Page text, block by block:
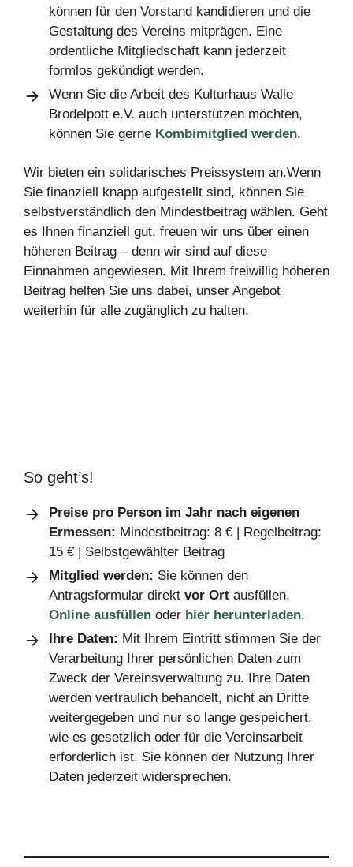
können für den Vorstand kandidieren und die
Gestaltung des Vereins mitprägen. Eine
ordentliche Mitgliedschaft kann jederzeit
formlos gekündigt werden.
Wenn Sie die Arbeit des Kulturhaus Walle
Brodelpott e.V. auch unterstützen möchten,
können Sie gerne Kombimitglied werden.
Wir bieten ein solidarisches Preissystem an.Wenn
Sie finanziell knapp aufgestellt sind, können Sie
selbstverständlich den Mindestbeitrag wählen. Geht
es Ihnen finanziell gut, freuen wir uns über einen
höheren Beitrag – denn wir sind auf diese
Einnahmen angewiesen. Mit Ihrem freiwillig höheren
Beitrag helfen Sie uns dabei, unser Angebot
weiterhin für alle zugänglich zu halten.
So geht’s!
Preise pro Person im Jahr nach eigenen
Ermessen: Mindestbeitrag: 8 € | Regelbeitrag:
15 € | Selbstgewählter Beitrag
Mitglied werden: Sie können den
Antragsformular direkt vor Ort ausfüllen,
Online ausfüllen oder hier herunterladen.
Ihre Daten: Mit Ihrem Eintritt stimmen Sie der
Verarbeitung Ihrer persönlichen Daten zum
Zweck der Vereinsverwaltung zu. Ihre Daten
werden vertraulich behandelt, nicht an Dritte
weitergegeben und nur so lange gespeichert,
wie es gesetzlich oder für die Vereinsarbeit
erforderlich ist. Sie können der Nutzung Ihrer
Daten jederzeit widersprechen.